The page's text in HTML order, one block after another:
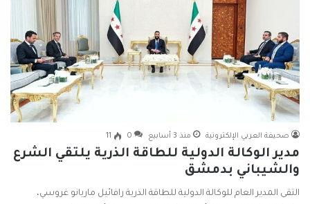
صحيفة العربي الإلكترونية منذ 3 أسابيع 0
11
مدير الوكالة الدولية للطاقة الذرية يلتقي الشرع
والشيباني بدمشق
التقى المدير العام للوكالة الدولية للطاقة الذرية رافائيل ماريانو غروسي،